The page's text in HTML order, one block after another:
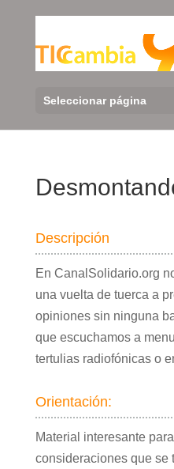
Seleccionar página
Descripción
En CanalSolidario.org
una vuelta de tuerca a
opiniones sin ninguna
que escuchamos a
tertulias radiofónicas o
Orientación:
Material interesante
consideraciones que se